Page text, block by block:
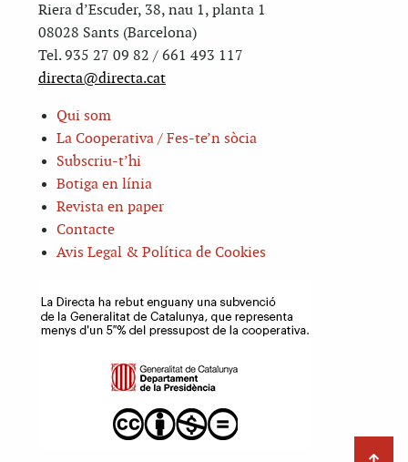
Riera d’Escuder, 38, nau 1, planta 1
08028 Sants (Barcelona)
Tel. 935 27 09 82 / 661 493 117
directa@directa.cat
Qui som
La Cooperativa / Fes-te’n sòcia
Subscriu-t’hi
Botiga en línia
Revista en paper
Contacte
Avis Legal & Política de Cookies